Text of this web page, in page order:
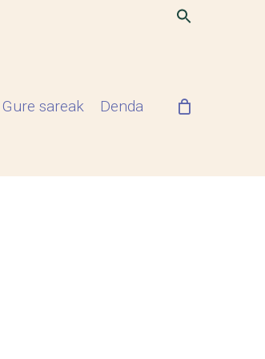
Gure sareak Denda